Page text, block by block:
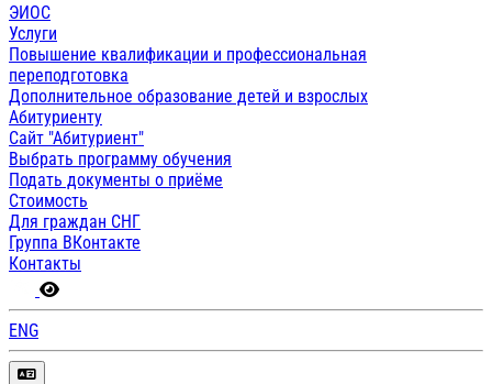
ЭИОС
Услуги
Повышение квалификации и профессиональная
переподготовка
Дополнительное образование детей и взрослых
Абитуриенту
Сайт "Абитуриент"
Выбрать программу обучения
Подать документы о приёме
Стоимость
Для граждан СНГ
Группа ВКонтакте
Контакты
ENG